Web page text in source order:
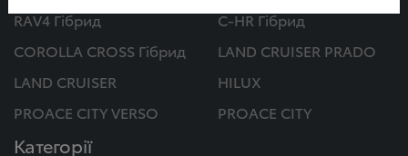
RAV4 Гібрид
C-HR Гібрид
COROLLA CROSS Гібрид
LAND CRUISER PRADO
LAND CRUISER
HILUX
PROACE CITY VERSO
PROACE CITY
Категорії